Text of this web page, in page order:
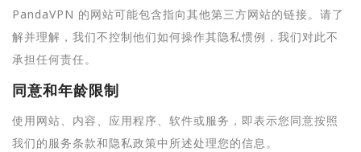
PandaVPN 的网站可能包含指向其他第三方网站的链接。请了
解并理解，我们不控制他们如何操作其隐私惯例，我们对此不
承担任何责任。
同意和年龄限制
使用网站、内容、应用程序、软件或服务，即表示您同意按照
我们的服务条款和隐私政策中所述处理您的信息。